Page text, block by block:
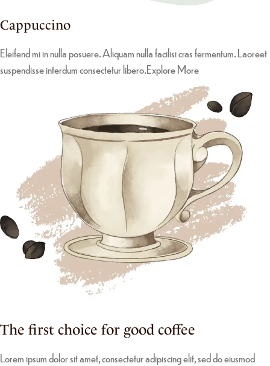
Cappuccino
Eleifend mi in nulla posuere. Aliquam nulla facilisi cras fermentum. Laoreet
suspendisse interdum consectetur libero.Explore More
The first choice for good coffee
Lorem ipsum dolor sit amet, consectetur adipiscing elit, sed do eiusmod